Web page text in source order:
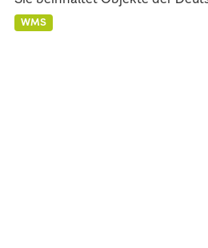
WMS